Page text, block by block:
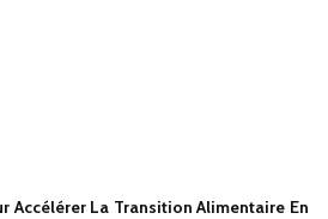
Accélérer La Transition Alimentaire En